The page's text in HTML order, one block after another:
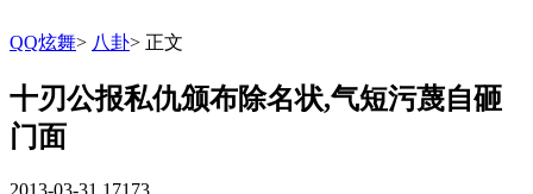
QQ炫舞> 八卦> 正文
十刃公报私仇颁布除名状,气短污蔑自砸
门面
2013-03-31 17173